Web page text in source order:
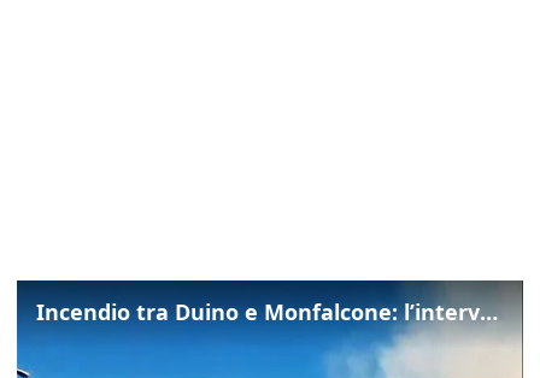
Incendio tra Duino e Monfalcone: l’intervento dei vigili del fuoco